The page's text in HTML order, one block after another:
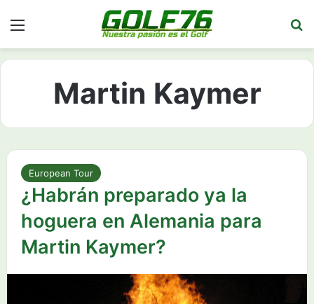
Martin Kaymer
European Tour
¿Habrán preparado ya la
hoguera en Alemania para
Martin Kaymer?